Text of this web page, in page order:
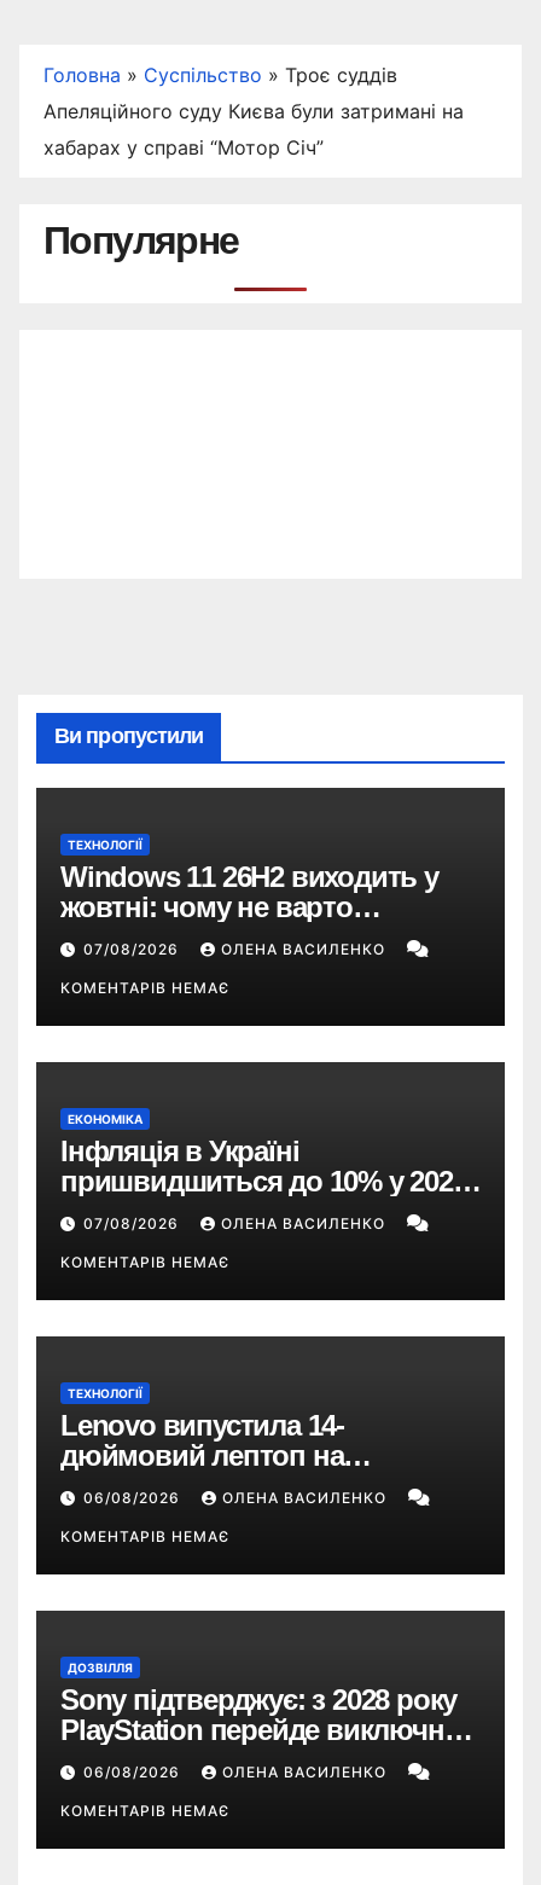
Головна » Суспільство » Троє суддів
Апеляційного суду Києва були затримані на
хабарах у справі “Мотор Січ”
Популярне
Ви пропустили
ТЕХНОЛОГІЇ
Windows 11 26H2 виходить у
жовтні: чому не варто
пропускати це оновлення
07/08/2026 ОЛЕНА ВАСИЛЕНКО
КОМЕНТАРІВ НЕМАЄ
ЕКОНОМІКА
Інфляція в Україні
пришвидшиться до 10% у 2026
році — прогноз НБУ
07/08/2026 ОЛЕНА ВАСИЛЕНКО
КОМЕНТАРІВ НЕМАЄ
ТЕХНОЛОГІЇ
Lenovo випустила 14-
дюймовий лептоп на
Snapdragon X2 з автономністю
понад 33 години
06/08/2026 ОЛЕНА ВАСИЛЕНКО
КОМЕНТАРІВ НЕМАЄ
ДОЗВІЛЛЯ
Sony підтверджує: з 2028 року
PlayStation перейде виключно
на цифрові ігри
06/08/2026 ОЛЕНА ВАСИЛЕНКО
КОМЕНТАРІВ НЕМАЄ